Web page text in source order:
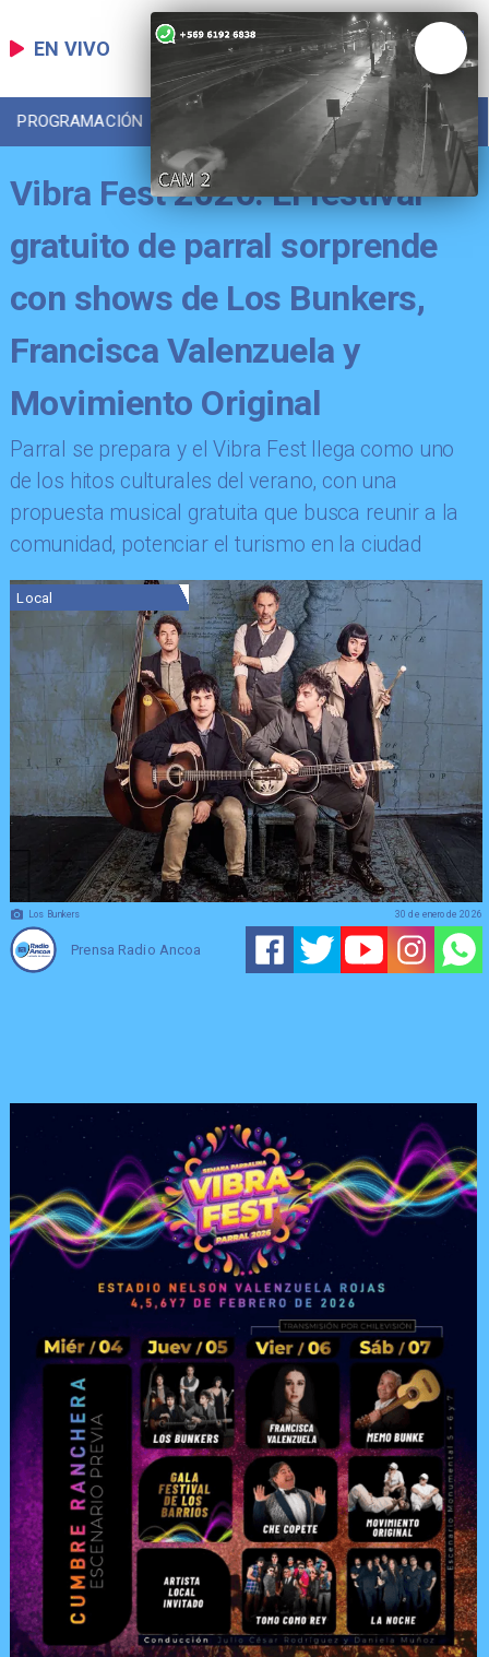
EN VIVO
PROGRAMACIÓN LOCAL DEPORTES
Vibra Fest 2026: El festival
gratuito de parral sorprende
con shows de Los Bunkers,
Francisca Valenzuela y
Movimiento Original
Parral se prepara y el Vibra Fest llega como uno
de los hitos culturales del verano, con una
propuesta musical gratuita que busca reunir a la
comunidad, potenciar el turismo en la ciudad
Los Bunkers
Local
Prensa Radio Ancoa
30 de enero de 2026